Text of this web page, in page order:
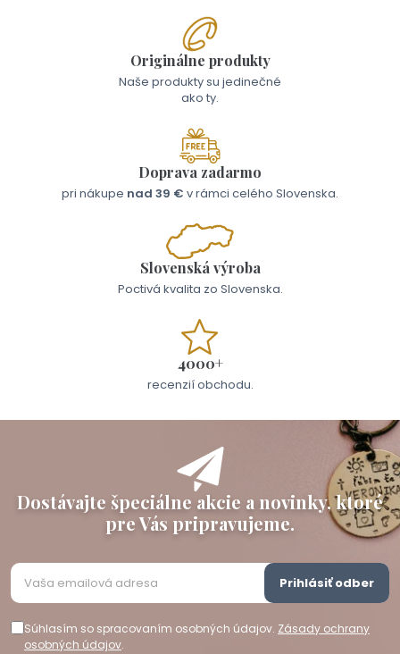
Originálne produkty
Naše produkty su jedinečné
ako ty.
Doprava zadarmo
pri nákupe nad 39 € v rámci celého Slovenska.
Slovenská výroba
Poctivá kvalita zo Slovenska.
4000+
recenzií obchodu.
Dostávajte špeciálne akcie a novinky, ktoré
pre Vás pripravujeme.
Súhlasím so spracovaním osobných údajov. Zásady ochrany
osobných údajov.
Prihlásiť odber